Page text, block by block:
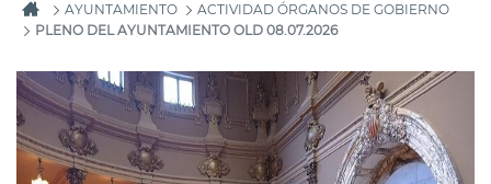
AYUNTAMIENTO
ACTIVIDAD ÓRGANOS DE GOBIERNO
PLENO DEL AYUNTAMIENTO OLD 08.07.2026